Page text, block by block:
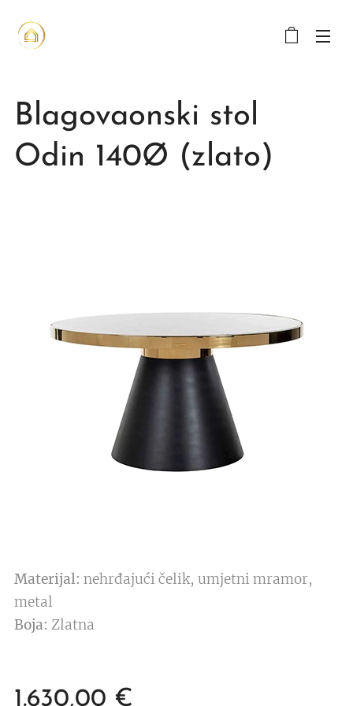
Blagovaonski stol
Odin 140Ø (zlato)
Materijal: nehrđajući čelik, umjetni mramor,
metal
Boja: Zlatna
1.630,00 €